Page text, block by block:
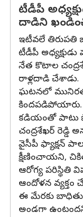
టీడీపీ
దాడిని
ఇటీవలే తిరుపతి
టీడీపీ
నేత కొటాల
రాళ్లదాడి చేశాడు.
ఘటనలో
కిందపడిపోయారు.
కడియంతో పాటు
చంద్రశేఖర్ రెడ్డి
వైసీపీ ఫ్యాక్షన్
క్షీణించాయని,
ఆరోగ్య పరిస్థితి
ఆందోళన వ్యక్తం
ఈ మేరకు
అండగా